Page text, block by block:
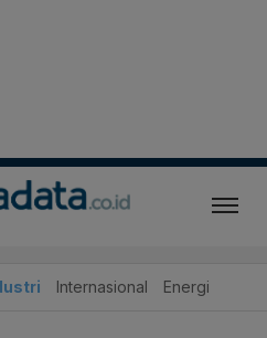
Internasional Energi